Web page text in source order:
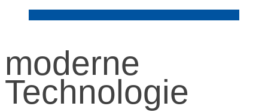
moderne
Technologie